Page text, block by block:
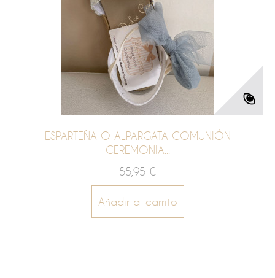
ESPARTEÑA O ALPARGATA COMUNIÓN
CEREMONIA...
55,95 €
Añadir al carrito